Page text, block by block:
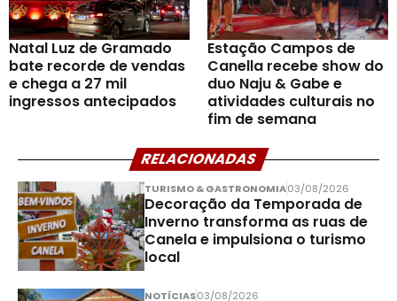
Natal Luz de Gramado
bate recorde de vendas
e chega a 27 mil
ingressos antecipados
Estação Campos de
Canella recebe show do
duo Naju & Gabe e
atividades culturais no
fim de semana
RELACIONADAS
TURISMO & GASTRONOMIA03/08/2026
Decoração da Temporada de
Inverno transforma as ruas de
Canela e impulsiona o turismo
local
NOTÍCIAS03/08/2026